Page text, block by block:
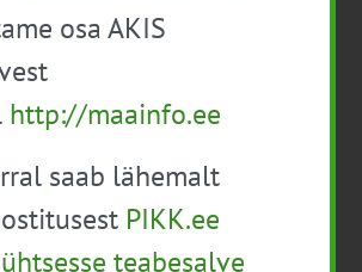
osa AKIS
http://maainfo.ee
saab lähemalt
PIKK.ee
teabesalve